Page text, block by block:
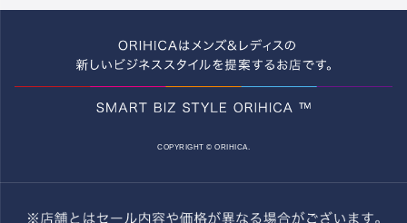
COPYRIGHT © ORIHICA.